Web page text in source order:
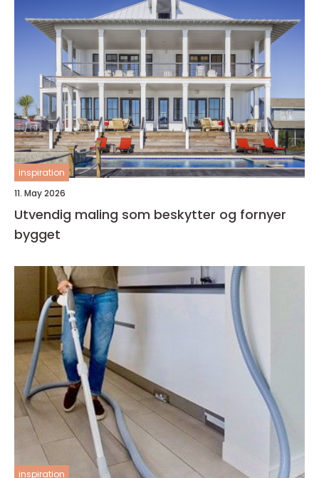
inspiration
11. May 2026
Utvendig maling som beskytter og fornyer
bygget
inspiration